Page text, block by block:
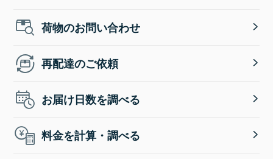
荷物のお問い合わせ
再配達のご依頼
お届け日数を調べる
料金を計算・調べる